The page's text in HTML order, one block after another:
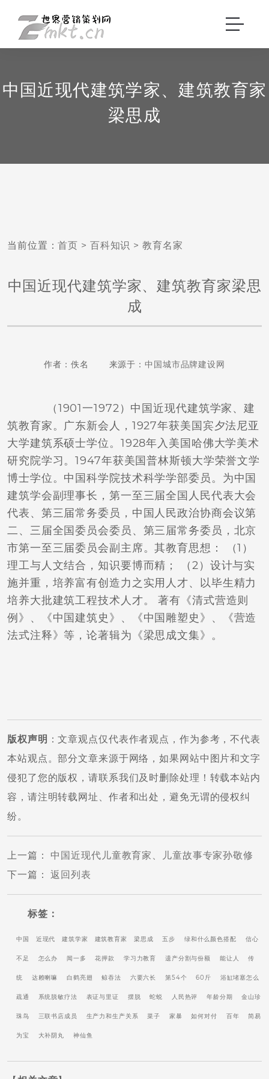
中国近现代建筑学家、建筑教育家
梁思成
当前位置：首页 > 百科知识 > 教育名家
中国近现代建筑学家、建筑教育家梁思
成
作者：佚名 来源于：中国城市品牌建设网
（1901一1972）中国近现代建筑学家、建
筑教育家。广东新会人，1927年获美国宾夕法尼亚
大学建筑系硕士学位。1928年入美国哈佛大学美术
研究院学习。1947年获美国普林斯顿大学荣誉文学
博士学位。中国科学院技术科学学部委员。为中国
建筑学会副理事长，第一至三届全国人民代表大会
代表、第三届常务委员，中国人民政治协商会议第
二、三届全国委员会委员、第三届常务委员，北京
市第一至三届委员会副主席。其教育思想： （1）
理工与人文结合，知识要博而精； （2）设计与实
施并重，培养富有创造力之实用人才、以毕生精力
培养大批建筑工程技术人才。 著有《清式营造则
例》、《中国建筑史》、《中国雕塑史》、《营造
法式注释》等，论著辑为《梁思成文集》。
版权声明 ：文章观点仅代表作者观点，作为参考，不代表
本站观点。部分文章来源于网络，如果网站中图片和文字
侵犯了您的版权，请联系我们及时删除处理！转载本站内
容，请注明转载网址、作者和出处，避免无谓的侵权纠
纷。
上一篇 ： 中国近现代儿童教育家、儿童故事专家孙敬修
下一篇 ：返回列表
标签：
中国 近现代 建筑学家 建筑教育家 梁思成 五步 绿和什么颜色搭配 信心
不足 怎么办 闻一多 花押款 学习力教育 遗产分割与份额 能让人 传
统 达赖喇嘛 白鹤亮翅 鲸吞法 六要六长 第54个 60斤 浴缸堵塞怎么
疏通 系统脱敏疗法 表证与里证 摆脱 蛇蜕 人民热评 年龄分期 金山珍
珠鸟 三联书店成员 生产力和生产关系 菜子 家暴 如何对付 百年 简易
为宝 大补阴丸 神仙鱼